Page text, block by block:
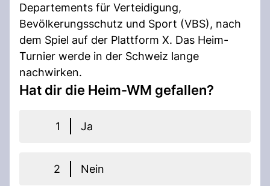
Departements für Verteidigung,
Bevölkerungsschutz und Sport (VBS), nach
dem Spiel auf der Plattform X. Das Heim-
Turnier werde in der Schweiz lange
nachwirken.
Hat dir die Heim-WM gefallen?
1 Ja
2
Nein